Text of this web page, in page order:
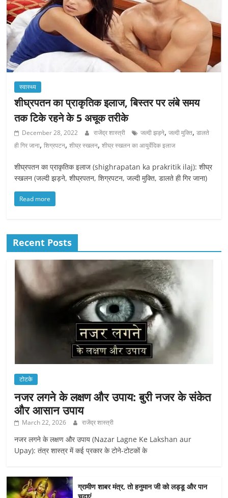
स्वास्थ्य
शीघ्रपतन का प्राकृतिक इलाज, बिस्तर पर लंबे समय
तक टिके रहने के 5 अचूक तरीके
December 28, 2022 राजेंद्र शास्त्री जल्दी झड़ने,जल्दी मुक्ति,डालते
ही गिर जाना,शिग्रपटन,शीघ्र स्खलन,शीघ्र स्खलन का आयुर्वेदिक इलाज
शीघ्रपतन का प्राकृतिक इलाज (shighrapatan ka prakritik ilaj): शीघ्र
स्खलन (जल्दी झड़ने, शीघ्रपतन, शिग्रपटन, जल्दी मुक्ति, डालते ही गिर जाना)
Read more
Recent Posts
टोटके
नजर लगने के लक्षण और उपाय: बुरी नजर के संकेत
और आसान उपाय
March 22, 2026 राजेंद्र शास्त्री
नजर लगने के लक्षण और उपाय (Nazar Lagne Ke Lakshan aur
Upay): तंत्र शास्त्र में कई प्रकार के टोने-टोटकों के
ग्रामीण शाबर मंत्र, तो हनुमान जी को लड्डू और पान